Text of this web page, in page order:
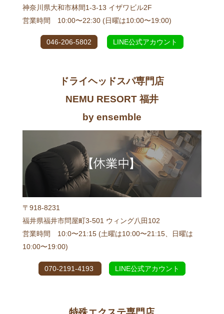
神奈川県大和市林間1-3-13 イザワビル2F
営業時間 10:00〜22:30 (日曜は10:00〜19:00)
046-206-5802 LINE公式アカウント
ドライヘッドスパ専門店
NEMU RESORT 福井
by ensemble
〒918-8231
福井県福井市問屋町3-501 ウィング八田102
営業時間 10:0〜21:15 (土曜は10:00〜21:15、日曜は
10:00〜19:00)
070-2191-4193 LINE公式アカウント